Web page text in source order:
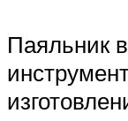
Паяльник